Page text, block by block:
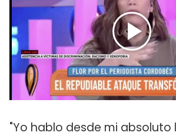
"Yo hablo desde mi absoluto